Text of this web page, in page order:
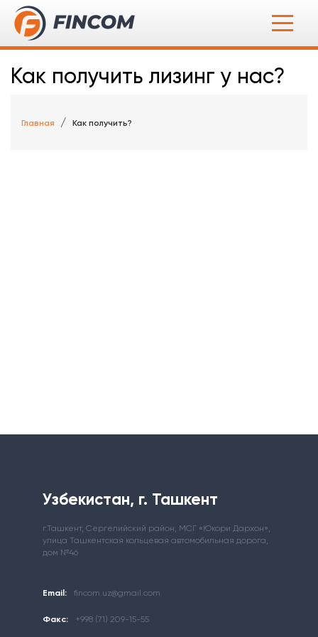
Как получить лизинг у нас?
Главная Как получить?
Узбекистан, г. Ташкент
г.Ташкент, Сергелийский район, МСГ «Юкори Дархон»,
улица Ташкентская кольцевая автомобильная дорога,
дом №46
Email: fincom.uz@gmail.com
Факс: +998 (71) 209-15-55